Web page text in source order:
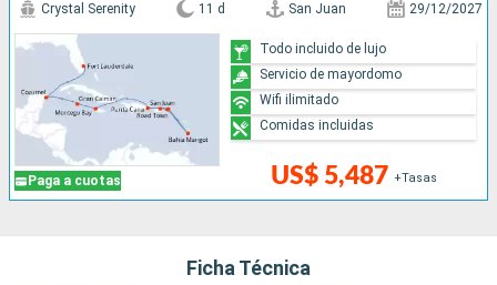
Paga a cuotas
Crystal Serenity 11 d San Juan 29/12/2027
US$ 5,487 +Tasas
Todo incluido de lujo
Servicio de mayordomo
Wifi ilimitado
Comidas incluidas
Ficha Técnica